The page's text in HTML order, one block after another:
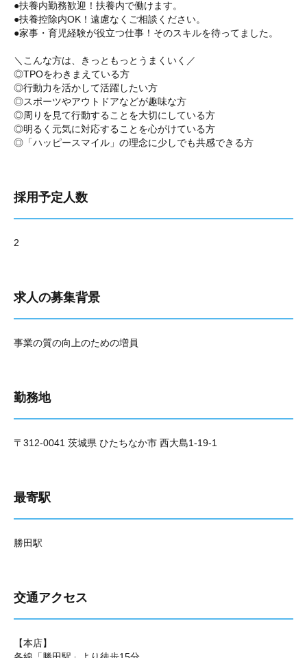
●扶養内勤務歓迎！扶養内で働けます。
●扶養控除内OK！遠慮なくご相談ください。
●家事・育児経験が役立つ仕事！そのスキルを待ってました。
＼こんな方は、きっともっとうまくいく／
◎TPOをわきまえている方
◎行動力を活かして活躍したい方
◎スポーツやアウトドアなどが趣味な方
◎周りを見て行動することを大切にしている方
◎明るく元気に対応することを心がけている方
◎「ハッピースマイル」の理念に少しでも共感できる方
採用予定人数
2
求人の募集背景
事業の質の向上のための増員
勤務地
〒312-0041 茨城県 ひたちなか市 西大島1-19-1
最寄駅
勝田駅
交通アクセス
【本店】